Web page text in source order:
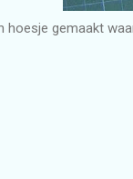
hoesje gemaakt